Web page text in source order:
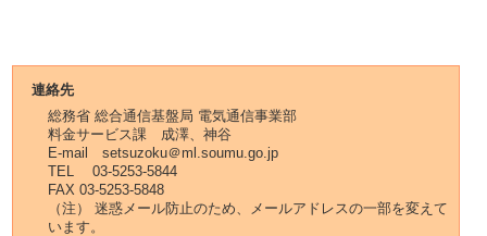
連絡先
総務省 総合通信基盤局 電気通信事業部
料金サービス課 成澤、神谷
E-mail setsuzoku＠ml.soumu.go.jp
TEL 03-5253-5844
FAX 03-5253-5848
（注） 迷惑メール防止のため、メールアドレスの一部を変えて
います。